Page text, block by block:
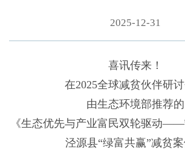
2025-12-31
喜讯传来！
在2025全球减贫伙伴研
由生态环境部推荐的
《生态优先与产业富民双轮驱动
泾源县“绿富共赢”减贫案